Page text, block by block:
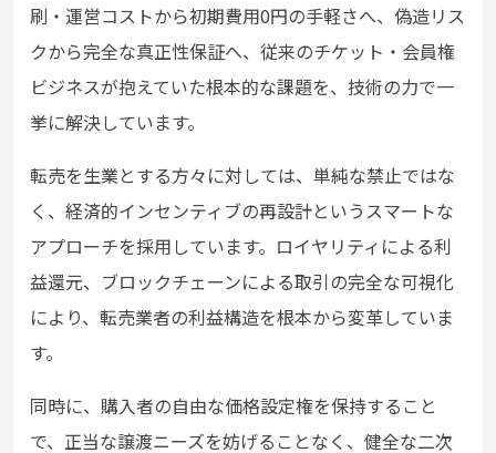
刷・運営コストから初期費用0円の手軽さへ、偽造リス
クから完全な真正性保証へ、従来のチケット・会員権
ビジネスが抱えていた根本的な課題を、技術の力で一
挙に解決しています。
転売を生業とする方々に対しては、単純な禁止ではな
く、経済的インセンティブの再設計というスマートな
アプローチを採用しています。ロイヤリティによる利
益還元、ブロックチェーンによる取引の完全な可視化
により、転売業者の利益構造を根本から変革していま
す。
同時に、購入者の自由な価格設定権を保持すること
で、正当な譲渡ニーズを妨げることなく、健全な二次